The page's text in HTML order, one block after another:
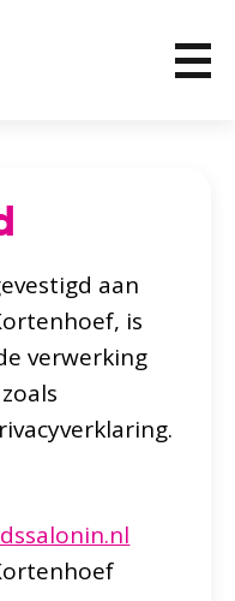
aan
is
verwerking